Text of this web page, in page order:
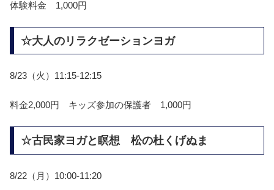
体験料金 1,000円
☆大人のリラクゼーションヨガ
8/23（火）11:15-12:15
料金2,000円 キッズ参加の保護者 1,000円
☆古民家ヨガと瞑想 松の杜くげぬま
8/22（月）10:00-11:20